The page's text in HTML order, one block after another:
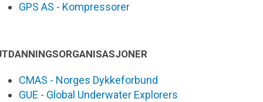
GPS AS - Kompressorer
CMAS - Norges Dykkeforbund
GUE - Global Underwater Explorers